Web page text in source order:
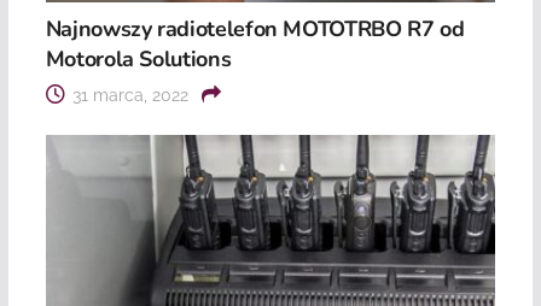
Najnowszy radiotelefon MOTOTRBO R7 od
Motorola Solutions
31 marca, 2022